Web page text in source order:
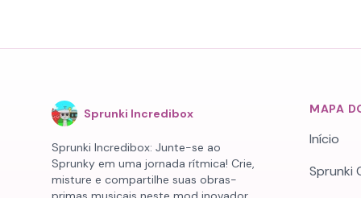
Sprunki Incredibox
Sprunki Incredibox: Junte-se ao
Sprunky em uma jornada rítmica! Crie,
misture e compartilhe suas obras-
MAPA
Início
Sprunki